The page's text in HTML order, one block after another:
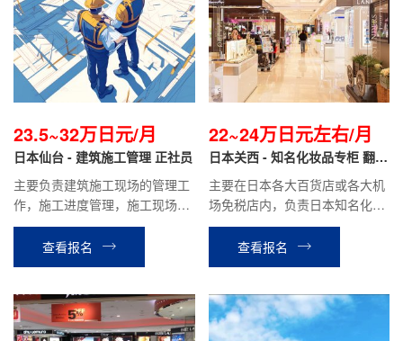
23.5~32万日元/月
日本仙台 - 建筑施工管理 正社员
主要负责建筑施工现场的管理工
作，施工进度管理，施工现场协
调与管理。如学校学校、市民中
心等公共工程项目，商业楼、住
宅楼等民间工程项目。
查看报名
22~24万日元左右/月
日本关西 - 知名化妆品专柜 翻译
导购
主要在日本各大百货店或各大机
场免税店内，负责日本知名化妆
品品牌的销售翻译工作。
查看报名